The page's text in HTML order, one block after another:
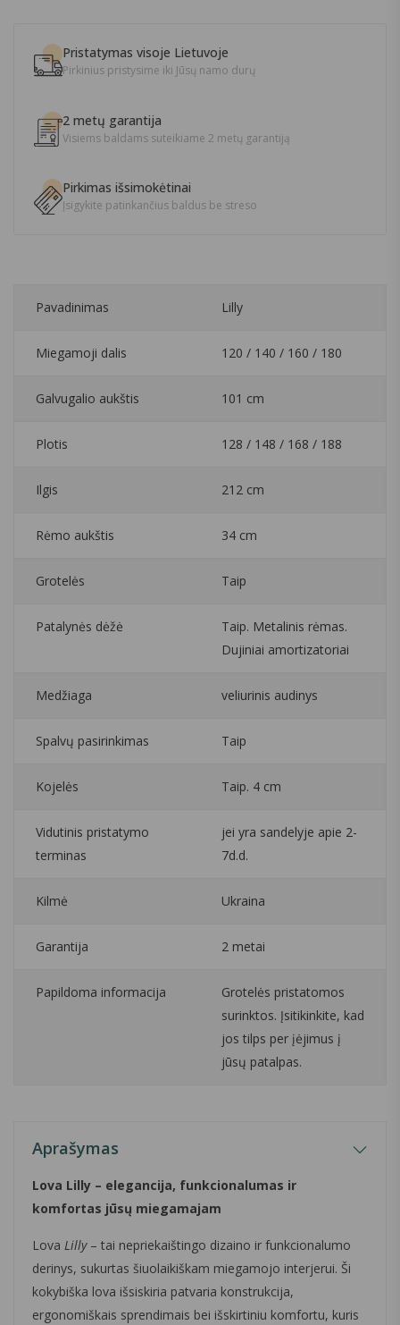
Pristatymas visoje Lietuvoje
Pirkinius pristysime iki Jūsų namo durų
2 metų garantija
Visiems baldams suteikiame 2 metų garantiją
Pirkimas išsimokėtinai
Įsigykite patinkančius baldus be streso
Pavadinimas Lilly
Miegamoji dalis 120 / 140 / 160 / 180
Galvugalio aukštis 101 cm
Plotis 128 / 148 / 168 / 188
Ilgis 212 cm
Rėmo aukštis 34 cm
Grotelės Taip
Patalynės dėžė
Taip. Metalinis rėmas.
Dujiniai amortizatoriai
Medžiaga veliurinis audinys
Spalvų pasirinkimas Taip
Kojelės Taip. 4 cm
Vidutinis pristatymo
terminas
jei yra sandelyje apie 2-
7d.d.
Kilmė Ukraina
Garantija 2 metai
Papildoma informacija
Grotelės pristatomos
surinktos. Įsitikinkite, kad
jos tilps per įėjimus į
jūsų patalpas.
Aprašymas
Lova Lilly – elegancija, funkcionalumas ir
komfortas jūsų miegamajam
Lova Lilly– tai nepriekaištingo dizaino ir funkcionalumo
derinys, sukurtas šiuolaikiškam miegamojo interjerui. Ši
kokybiška lova išsiskiria patvaria konstrukcija,
ergonomiškais sprendimais bei išskirtiniu komfortu, kuris